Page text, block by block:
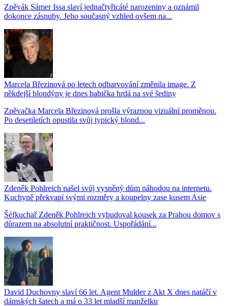
Zpěvák Sámer Issa slaví jednačtyřicáté narozeniny a oznámil
dokonce zásnuby. Jeho současný vzhled ovšem na...
Marcela Březinová po letech odbarvování změnila image. Z
někdejší blondýny je dnes babička hrdá na své šediny
Zpěvačka Marcela Březinová prošla výraznou vizuální proměnou.
Po desetiletích opustila svůj typický blond...
Zdeněk Pohlreich našel svůj vysněný dům náhodou na internetu.
Kuchyně překvapí svými rozměry a koupelny zase kusem Asie
Šéfkuchař Zdeněk Pohlreich vybudoval kousek za Prahou domov s
důrazem na absolutní praktičnost. Uspořádání...
David Duchovny slaví 66 let. Agent Mulder z Akt X dnes natáčí v
dámských šatech a má o 33 let mladší manželku